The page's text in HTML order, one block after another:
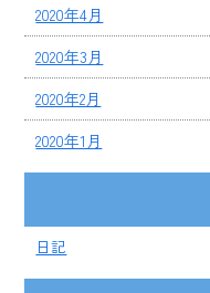
2020年4月
2020年3月
2020年2月
2020年1月
日記